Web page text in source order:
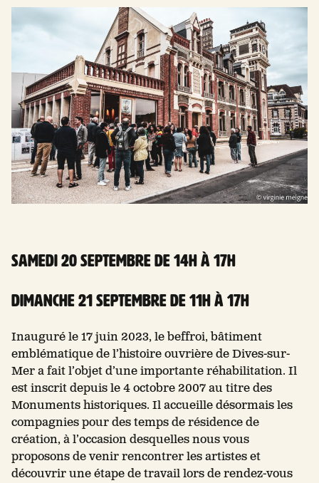
Samedi 20 septembre de 14h à 17h
Dimanche 21 septembre de 11h à 17h
Inauguré le 17 juin 2023, le beffroi, bâtiment
emblématique de l’histoire ouvrière de Dives-sur-
Mer a fait l’objet d’une importante réhabilitation. Il
est inscrit depuis le 4 octobre 2007 au titre des
Monuments historiques. Il accueille désormais les
compagnies pour des temps de résidence de
création,à l’occasion desquelles nous vous
proposons de venirrencontrer les artistes et
découvrir une étape detravail lors de rendez-vous